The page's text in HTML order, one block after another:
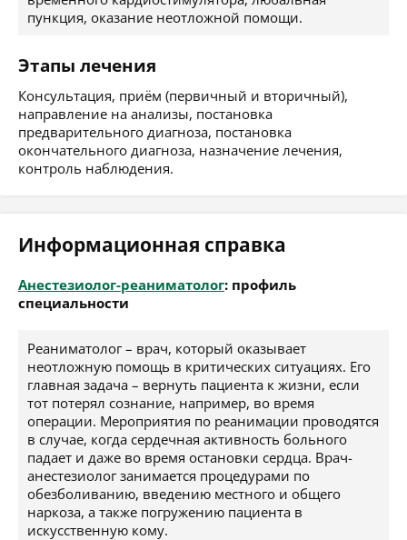
пункция, оказание неотложной помощи.
Этапы лечения
Консультация, приём (первичный и вторичный),
направление на анализы, постановка
предварительного диагноза, постановка
окончательного диагноза, назначение лечения,
контроль наблюдения.
Информационная справка
Анестезиолог-реаниматолог: профиль
специальности
Реаниматолог – врач, который оказывает
неотложную помощь в критических ситуациях. Его
главная задача – вернуть пациента к жизни, если
тот потерял сознание, например, во время
операции. Мероприятия по реанимации проводятся
в случае, когда сердечная активность больного
падает и даже во время остановки сердца. Врач-
анестезиолог занимается процедурами по
обезболиванию, введению местного и общего
наркоза, а также погружению пациента в
искусственную кому.